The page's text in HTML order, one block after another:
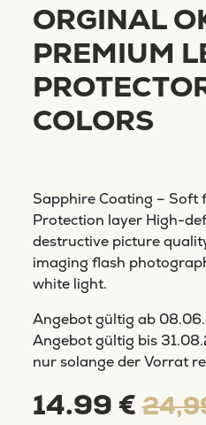
ORGINAL
PREMIUM
COLORS
Sapphire Coating – Soft
Protection layer High-
destructive picture
imaging flash
white light.
Angebot gültig ab
Angebot gültig bis
nur solange der Vorrat
14.99 €